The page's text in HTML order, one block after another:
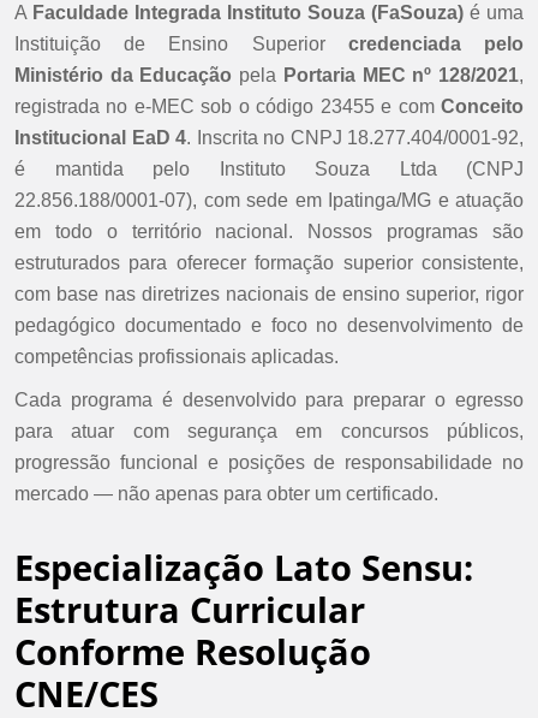
A Faculdade Integrada Instituto Souza (FaSouza) é uma
Instituição de Ensino Superior credenciada pelo
Ministério da Educação pela Portaria MEC nº 128/2021,
registrada no e-MEC sob o código 23455 e com Conceito
Institucional EaD 4. Inscrita no CNPJ 18.277.404/0001-92,
é mantida pelo Instituto Souza Ltda (CNPJ
22.856.188/0001-07), com sede em Ipatinga/MG e atuação
em todo o território nacional. Nossos programas são
estruturados para oferecer formação superior consistente,
com base nas diretrizes nacionais de ensino superior, rigor
pedagógico documentado e foco no desenvolvimento de
competências profissionais aplicadas.
Cada programa é desenvolvido para preparar o egresso
para atuar com segurança em concursos públicos,
progressão funcional e posições de responsabilidade no
mercado — não apenas para obter um certificado.
Especialização Lato Sensu:
Estrutura Curricular
Conforme Resolução
CNE/CES